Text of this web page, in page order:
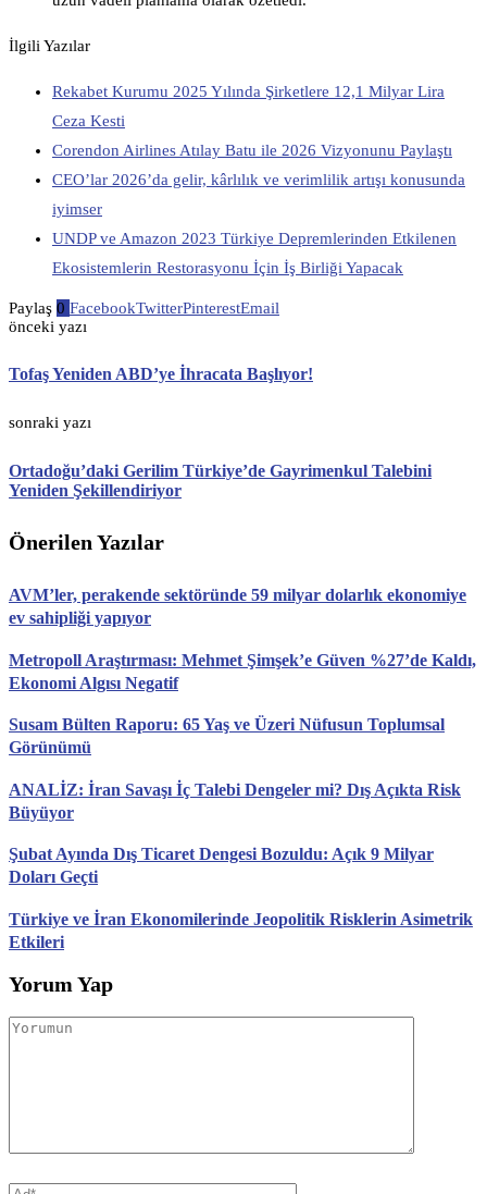
İlgili Yazılar
Rekabet Kurumu 2025 Yılında Şirketlere 12,1 Milyar Lira
Ceza Kesti
Corendon Airlines Atılay Batu ile 2026 Vizyonunu Paylaştı
CEO’lar 2026’da gelir, kârlılık ve verimlilik artışı konusunda
iyimser
UNDP ve Amazon 2023 Türkiye Depremlerinden Etkilenen
Ekosistemlerin Restorasyonu İçin İş Birliği Yapacak
Paylaş 0 FacebookTwitterPinterestEmail
önceki yazı
Tofaş Yeniden ABD’ye İhracata Başlıyor!
sonraki yazı
Ortadoğu’daki Gerilim Türkiye’de Gayrimenkul Talebini
Yeniden Şekillendiriyor
Önerilen Yazılar
AVM’ler, perakende sektöründe 59 milyar dolarlık ekonomiye
ev sahipliği yapıyor
Metropoll Araştırması: Mehmet Şimşek’e Güven %27’de Kaldı,
Ekonomi Algısı Negatif
Susam Bülten Raporu: 65 Yaş ve Üzeri Nüfusun Toplumsal
Görünümü
ANALİZ: İran Savaşı İç Talebi Dengeler mi? Dış Açıkta Risk
Büyüyor
Şubat Ayında Dış Ticaret Dengesi Bozuldu: Açık 9 Milyar
Doları Geçti
Türkiye ve İran Ekonomilerinde Jeopolitik Risklerin Asimetrik
Etkileri
Yorum Yap